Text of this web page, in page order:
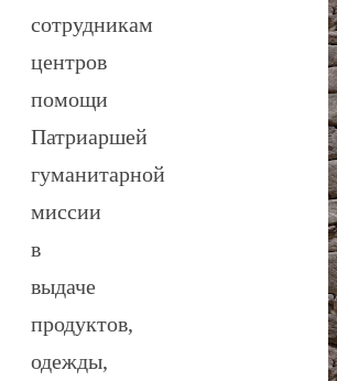
сотрудникам
центров
помощи
Патриаршей
гуманитарной
миссии
в
выдаче
продуктов,
одежды,